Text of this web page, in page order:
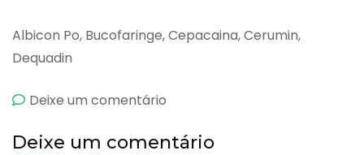
Albicon Po, Bucofaringe, Cepacaina, Cerumin,
Dequadin
Deixe um comentário
Deixe um comentário